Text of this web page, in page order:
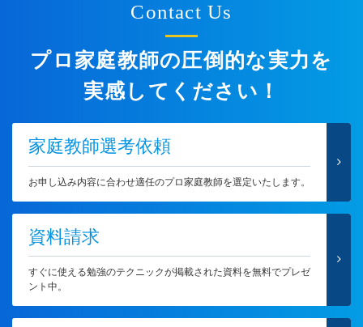
Contact Us
プロ家庭教師の圧倒的な実力を
実感してください！
家庭教師選考依頼
お申し込み内容に合わせ適任のプロ家庭教師を選定いたします。
資料請求
すぐに使える勉強のテクニックが掲載された資料を無料でプレゼ
ント中。